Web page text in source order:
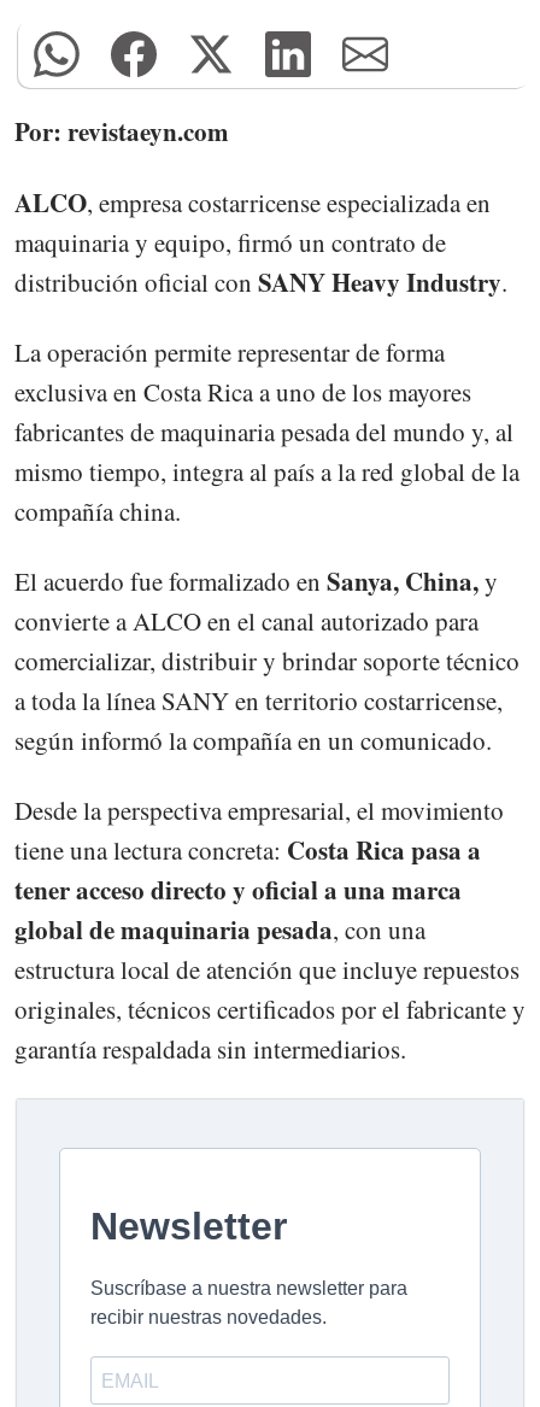
Por: revistaeyn.com
ALCO, empresa costarricense especializada en
maquinaria y equipo, firmó un contrato de
distribución oficial con SANY Heavy Industry.
La operación permite representar de forma
exclusiva en Costa Rica a uno de los mayores
fabricantes de maquinaria pesadadel mundo y, al
mismo tiempo, integra al país a la red global de la
compañía china.
El acuerdo fue formalizado en Sanya, China,y
convierte a ALCO en el canal autorizado para
comercializar, distribuir y brindar soporte técnico
a toda la línea SANY en territorio costarricense,
según informó la compañía en un comunicado.
Desde la perspectiva empresarial, el movimiento
tiene una lectura concreta: Costa Rica pasa a
tener acceso directo y oficial a una marca
global de maquinaria pesada, con una
estructura local de atención que incluye repuestos
originales, técnicos certificados por el fabricante y
garantía respaldada sin intermediarios.